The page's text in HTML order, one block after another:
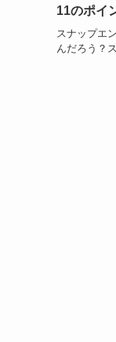
11のポイ
スナップエ
んだろう？